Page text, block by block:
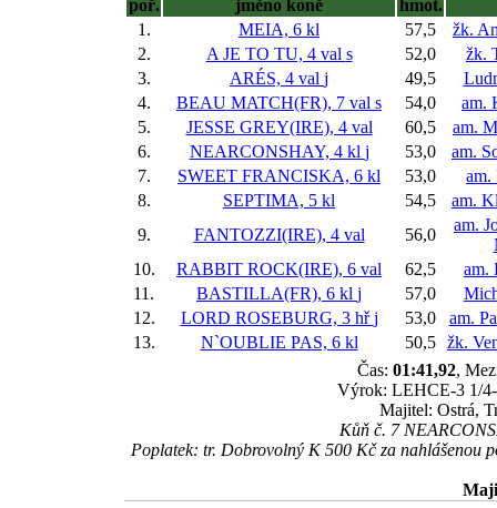
poř.
jméno koně
hmot.
1.
MEIA, 6 kl 57,5
žk.
2.
A JE TO TU, 4 val s 52,0
žk.
3.
ARÉS, 4 val j 49,5
4.
BEAU MATCH(FR), 7 val s 54,0
am.
5.
JESSE GREY(IRE), 4 val 60,5
am.
6.
NEARCONSHAY, 4 kl j 53,0
am.
7.
SWEET FRANCISKA, 6 kl 53,0
am.
8.
SEPTIMA, 5 kl 54,5
am.
9.
FANTOZZI(IRE), 4 val 56,0
am.
10.
RABBIT ROCK(IRE), 6 val 62,5
am.
11.
BASTILLA(FR), 6 kl j 57,0
12.
LORD ROSEBURG, 3 hřj 53,0
am.
13.
N`OUBLIE PAS, 6 kl 50,5 žk.
Čas: 01:41,92,
Výrok: LEHCE-3 1/4-
Majitel: Ostrá,
Kůň č. 7
Poplatek: tr. Dobrovolný K 500 Kč za nahlášenou